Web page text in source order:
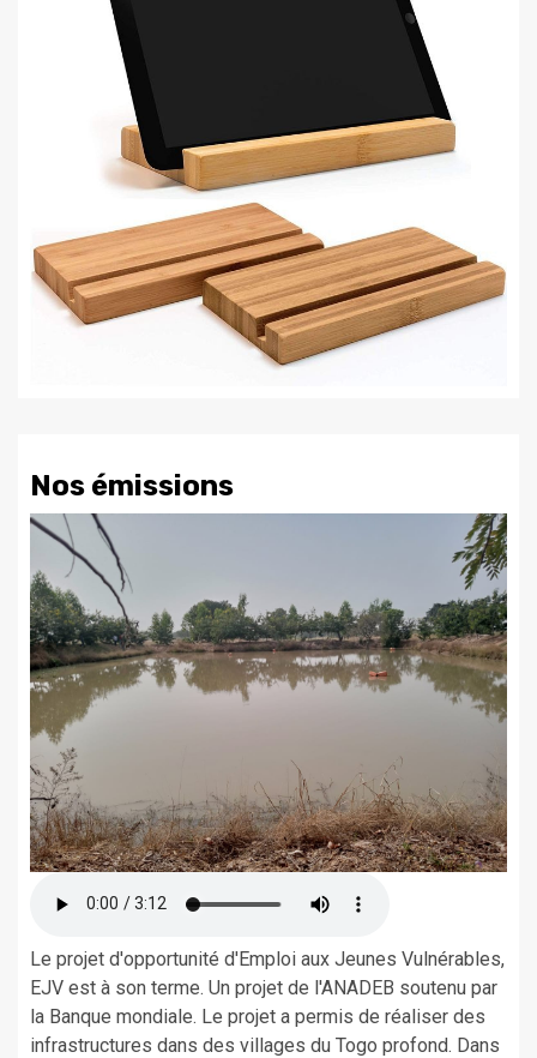
Nos émissions
Le projet d'opportunité d'Emploi aux Jeunes Vulnérables,
EJV est à son terme. Un projet de l'ANADEB soutenu par
la Banque mondiale. Le projet a permis de réaliser des
infrastructures dans des villages du Togo profond. Dans